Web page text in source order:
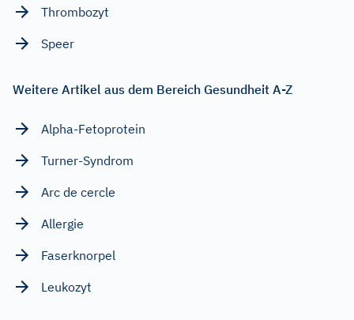
Thrombozyt
Speer
Weitere Artikel aus dem Bereich Gesundheit A-Z
Alpha-Fetoprotein
Turner-Syndrom
Arc de cercle
Allergie
Faserknorpel
Leukozyt